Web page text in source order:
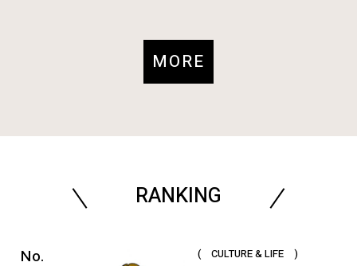
MORE
RANKING
( CULTURE & LIFE )